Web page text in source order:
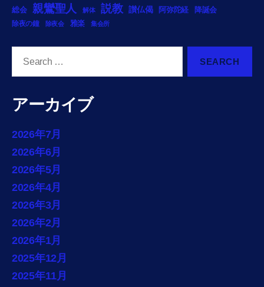
総会 親鸞聖人 解体 説教 讃仏偈 阿弥陀経 降誕会
除夜の鐘 除夜会 雅楽 集会所
アーカイブ
2026年7月
2026年6月
2026年5月
2026年4月
2026年3月
2026年2月
2026年1月
2025年12月
2025年11月